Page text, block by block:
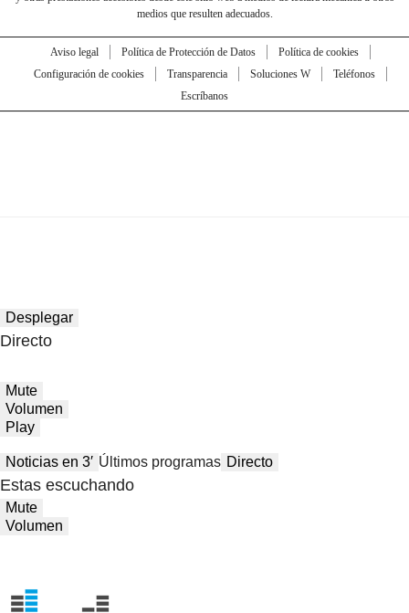
medios que resulten adecuados.
Aviso legal Política de Protección de Datos
Política de cookies
Configuración de cookies
Transparencia Soluciones W
Teléfonos
Escríbanos
Desplegar
Directo
Mute
Volumen
Play
Noticias en 3′ Últimos programas Directo
Estas escuchando
Mute
Volumen